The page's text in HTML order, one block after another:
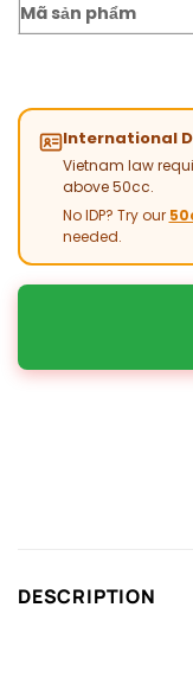
Mã sản phẩm
International
Vietnam law
above 50cc.
No IDP? Try our
needed.
DESCRIPTION